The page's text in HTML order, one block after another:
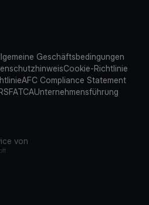
Geschäftsbedingungen
Cookie-Richtlinie
AFC Compliance Statement
FATCAUnternehmensführung
von